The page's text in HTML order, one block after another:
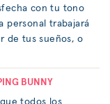
con tu tono
personal trabajará
de tus sueños, o
BUNNY